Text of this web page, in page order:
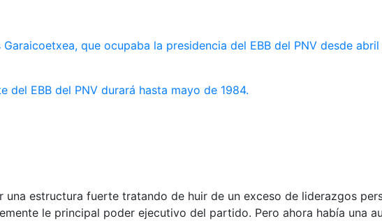
Garaicoetxea, que ocupaba la presidencia del EBB del PNV desde abril
EBB del PNV durará hasta mayo de 1984.
una estructura fuerte tratando de huir de un exceso de liderazgos
le principal poder ejecutivo del partido. Pero ahora había una